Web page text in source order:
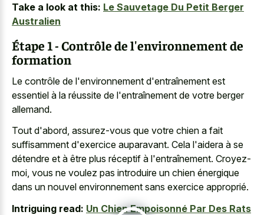
Take a look at this: Le Sauvetage Du Petit Berger
Australien
Étape 1 - Contrôle de l'environnement de
formation
Le contrôle de l'environnement d'entraînement est
essentiel à la réussite de l'entraînement de votre berger
allemand.
Tout d'abord, assurez-vous que votre chien a fait
suffisamment d'exercice auparavant. Cela l'aidera à se
détendre et à être plus réceptif à l'entraînement. Croyez-
moi, vous ne voulez pas introduire un chien énergique
dans un nouvel environnement sans exercice approprié.
Intriguing read: Un Chien Empoisonné Par Des Rats